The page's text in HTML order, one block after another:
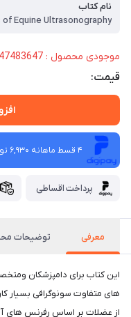
نام کتاب
Equine Ultrasonography
موجودی محصول : 2147483647 عدد
قیمت:
4 قسط ماهانه 6,930 تومانی با دیجی ‌پی!
پرداخت اقساطی
معرفی توضیحات
این کتاب برای دامپزشکان
های متفاوت سونوگرافی بسیار
از عضلات بر اساس رفرنس های